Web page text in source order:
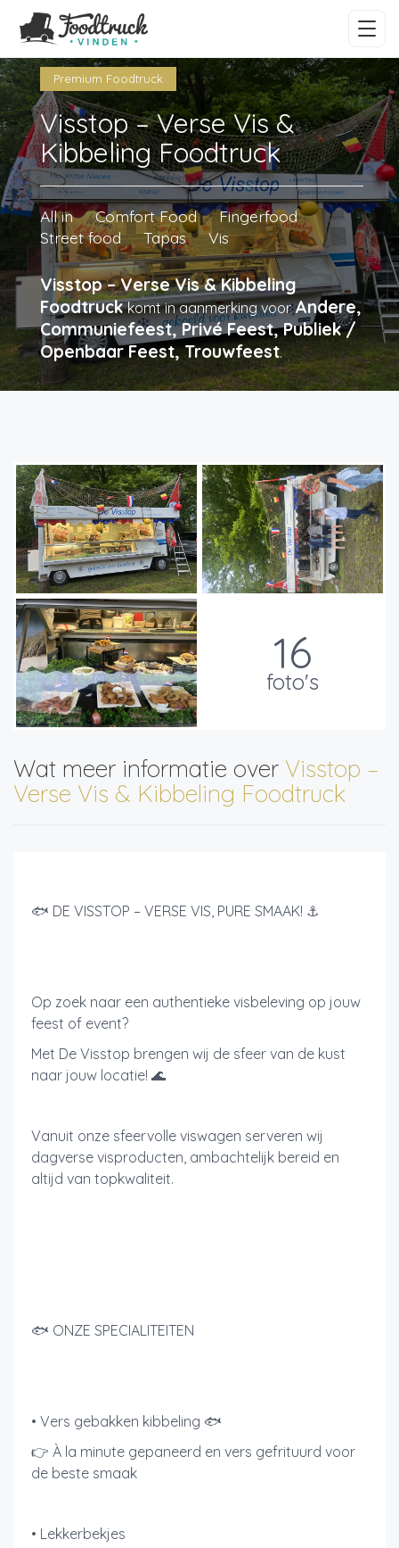
Premium Foodtruck
Visstop – Verse Vis &
Kibbeling Foodtruck
All in Comfort Food
Fingerfood
Street food
Tapas Vis
Visstop – Verse Vis & Kibbeling
Foodtruckkomt in aanmerking voorAndere,
Communiefeest, Privé Feest, Publiek /
Openbaar Feest, Trouwfeest.
16
foto's
Wat meer informatie over Visstop –
Verse Vis & Kibbeling Foodtruck
🐟 DE VISSTOP – VERSE VIS, PURE SMAAK! ⚓
Op zoek naar een authentieke visbeleving op jouw
feest of event?
Met De Visstop brengen wij de sfeer van de kust
naar jouw locatie! 🌊
Vanuit onze sfeervolle viswagen serveren wij
dagverse visproducten, ambachtelijk bereid en
altijd van topkwaliteit.
🐟 ONZE SPECIALITEITEN
• Vers gebakken kibbeling 🐟
👉 À la minute gepaneerd en vers gefrituurd voor
de beste smaak
• Lekkerbekjes